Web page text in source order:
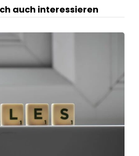
auch interessieren